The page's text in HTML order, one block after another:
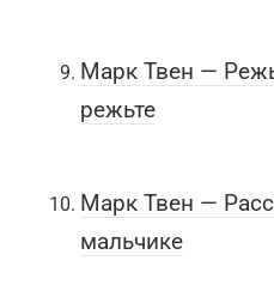
Марк Твен —
режьте
Марк Твен —
мальчике